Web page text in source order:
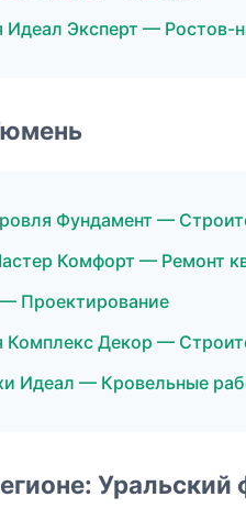
Идеал Эксперт — Ростов-
Фундамент —
Комфорт — Ремонт
Проектирование
Комплекс Декор —
Идеал — Кровельные